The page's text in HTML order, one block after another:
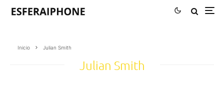
Inicio Julian Smith
Julian Smith